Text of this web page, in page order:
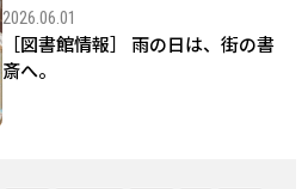
［図書館情報］ 雨の日は、街の書
斎へ。
2026.06.01